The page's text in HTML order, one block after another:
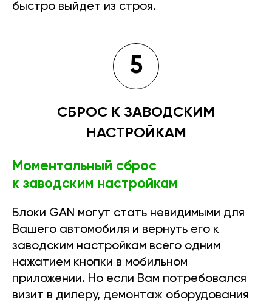
быстро выйдет из строя.
5
СБРОС К ЗАВОДСКИМ
НАСТРОЙКАМ
Моментальный сброс
к заводским настройкам
Блоки GAN могут стать невидимыми для
Вашего автомобиля и вернуть его к
заводским настройкам всего одним
нажатием кнопки в мобильном
приложении. Но если Вам потребовался
визит в дилеру, демонтаж оборудования